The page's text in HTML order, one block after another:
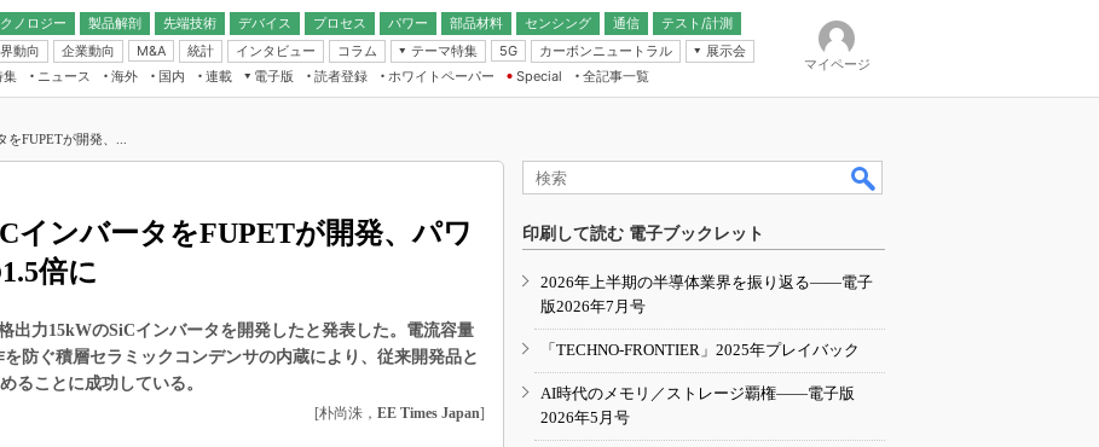
ノロジー 製品解剖
先端技術
ギー
デバイス
アナログ
マイコン
プロセス パワー 部品材料 センシング
通信
無線
テスト/計測
動向
企業動向 M&A 統計 インタビュー コラム
テーマ特集
フィジカルAI
読者調査（EE Times Research）
電源設計（EDN Japan）
エレクトロニクス入門（EDN
5G カーボンニュートラル
展示会
IoT・エッジコンピューティング
EXPO
TECHNO-FRONTIER
人とくるま展
集 ニュース 海外 国内
連載
デバイス通信
の業界スコープ
のエレ・組み込みプレイバ
数字」で回してみよう
電子版
電子ブックレット
読者登録 ホワイトペーパー
Special
全記事一覧
マイページ
FUPETが開発、...
インバータをFUPETが開発、パワ
倍に
出力15kWのSiCインバータを開発したと発表した。電流容量
防ぐ積層セラミックコンデンサの内蔵により、従来開発品と
ることに成功している。
[朴尚洙， EE Times Japan]
印刷して読む 電子ブックレット
2026年上半期の半導体業界を振り返る――電子
版2026年7月号
「TECHNO-FRONTIER」2025年プレイバック
AI時代のメモリ／ストレージ覇権――電子版
2026年5月号